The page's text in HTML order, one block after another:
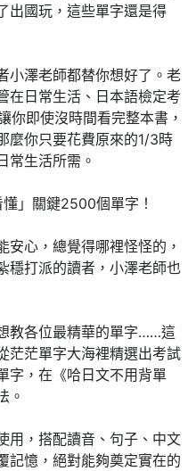
出國玩，這些單字還是得
小澤老師都替你想好了。老
在日常生活、日本語檢定考
你即使沒時間看完整本書，
麼你只要花費原來的1/3時
常生活所需。
」關鍵2500個單字！
安心，總覺得哪裡怪怪的，
穩打派的讀者，小澤老師也
教各位最精華的單字……這
茫茫單字大海裡精選出考試
字，在《哈日文不用背單
。
用，搭配讀音、句子、中文
記憶，絕對能夠奠定實在的